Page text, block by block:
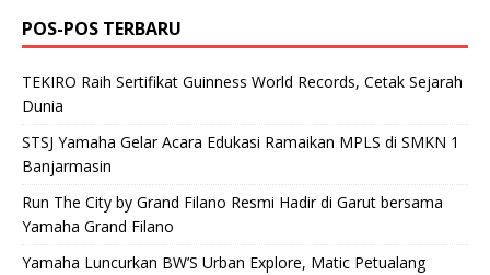
POS-POS TERBARU
TEKIRO Raih Sertifikat Guinness World Records, Cetak Sejarah
Dunia
STSJ Yamaha Gelar Acara Edukasi Ramaikan MPLS di SMKN 1
Banjarmasin
Run The City by Grand Filano Resmi Hadir di Garut bersama
Yamaha Grand Filano
Yamaha Luncurkan BW’S Urban Explore, Matic Petualang